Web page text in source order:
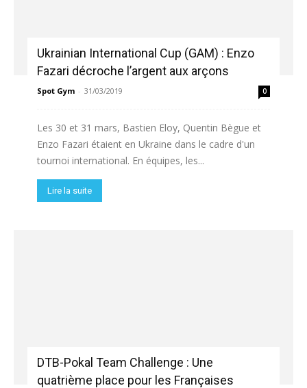
Ukrainian International Cup (GAM) : Enzo
Fazari décroche l’argent aux arçons
Spot Gym - 31/03/2019 0
Les 30 et 31 mars, Bastien Eloy, Quentin Bègue et
Enzo Fazari étaient en Ukraine dans le cadre d'un
tournoi international. En équipes, les...
Lire la suite
DTB-Pokal Team Challenge : Une
quatrième place pour les Françaises